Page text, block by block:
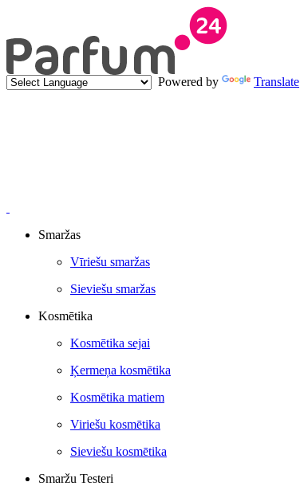
Powered by Translate
Smaržas
Vīriešu smaržas
Sieviešu smaržas
Kosmētika
Kosmētika sejai
Ķermeņa kosmētika
Kosmētika matiem
Viriešu kosmētika
Sieviešu kosmētika
Smaržu Testeri